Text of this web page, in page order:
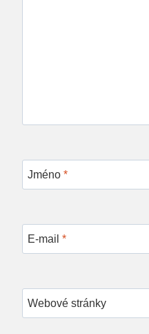
Jméno *
E-mail *
Webové stránky